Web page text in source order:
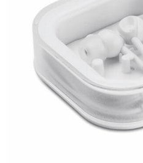
Drinkwaren
Outdoor en vrije tijd
Gereedschap en veiligheid